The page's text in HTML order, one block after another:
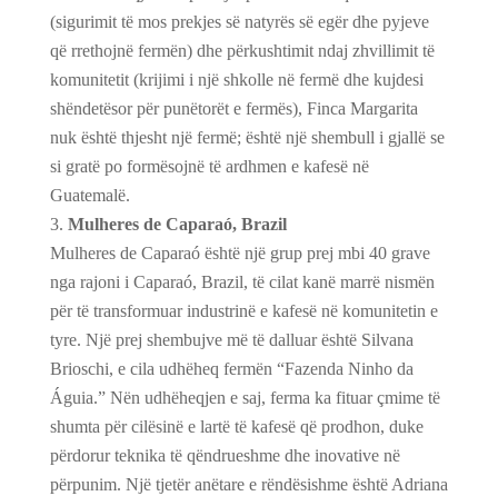
(sigurimit të mos prekjes së natyrës së egër dhe pyjeve
që rrethojnë fermën) dhe përkushtimit ndaj zhvillimit të
komunitetit (krijimi i një shkolle në fermë dhe kujdesi
shëndetësor për punëtorët e fermës), Finca Margarita
nuk është thjesht një fermë; është një shembull i gjallë se
si gratë po formësojnë të ardhmen e kafesë në
Guatemalë.
Mulheres de Caparaó, Brazil
Mulheres de Caparaó është një grup prej mbi 40 grave
nga rajoni i Caparaó, Brazil, të cilat kanë marrë nismën
për të transformuar industrinë e kafesë në komunitetin e
tyre. Një prej shembujve më të dalluar është Silvana
Brioschi, e cila udhëheq fermën “Fazenda Ninho da
Águia.” Nën udhëheqjen e saj, ferma ka fituar çmime të
shumta për cilësinë e lartë të kafesë që prodhon, duke
përdorur teknika të qëndrueshme dhe inovative në
përpunim. Një tjetër anëtare e rëndësishme është Adriana